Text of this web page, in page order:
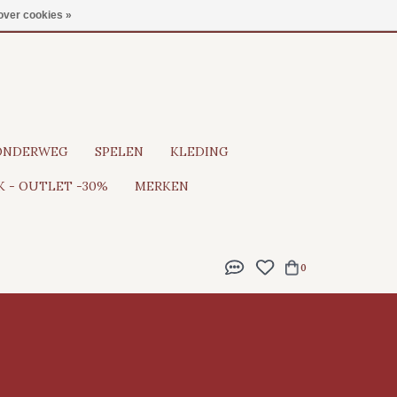
SPELEN KLEDING
- OUTLET -30% MERKEN
0
cookies »